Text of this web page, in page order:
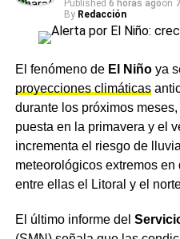
urbanas y notas deSociedad
Lavalle, ingeniero Claudio
mecánico y la canalización
escurrimiento del agua hacia
condiciones de captación
remarcó que las tareas se
a la evolución de las
Un plan
Published 6 horas agoon
By Redacción
El fenómeno de El Niñoya
proyecciones climáticas
durante los próximos
puesta en la primavera y el
incrementa el riesgo de
meteorológicos extremos
entre ellas el Litoral y el
El último informe del